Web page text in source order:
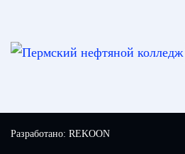
Разработано: REKOON